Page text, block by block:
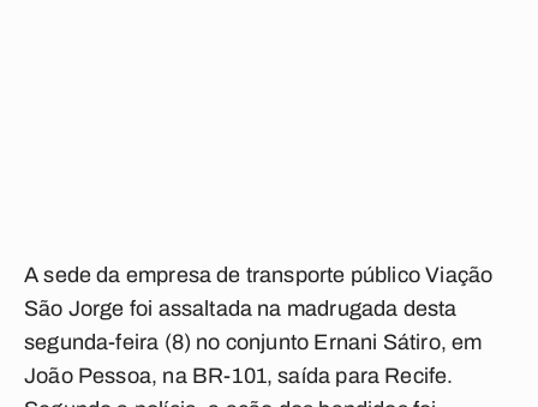
A sede da empresa de transporte público Viação
São Jorge foi assaltada na madrugada desta
segunda-feira (8) no conjunto Ernani Sátiro, em
João Pessoa, na BR-101, saída para Recife.